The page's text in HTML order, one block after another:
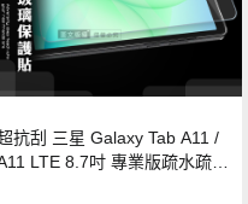
抗刮 三星 Galaxy Tab A11 /
LTE 8.7吋 專業版疏水疏油